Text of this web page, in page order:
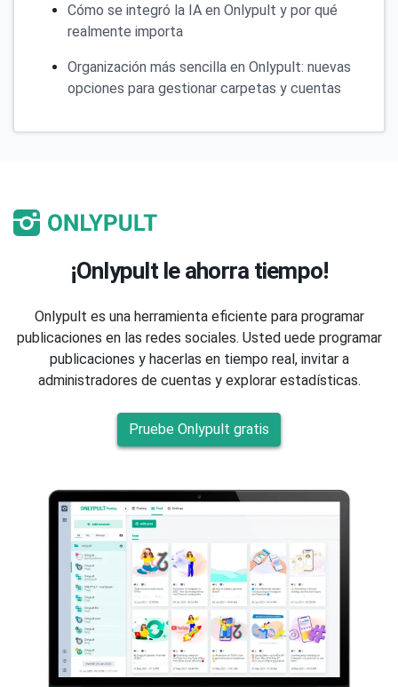
Cómo se integró la IA en Onlypult y por qué
realmente importa
Organización más sencilla en Onlypult: nuevas
opciones para gestionar carpetas y cuentas
¡Onlypult le ahorra tiempo!
Onlypult es una herramienta eficiente para programar
publicaciones en las redes sociales. Usted uede programar
publicaciones y hacerlas en tiempo real, invitar a
administradores de cuentas y explorar estadísticas.
Pruebe Onlypult gratis